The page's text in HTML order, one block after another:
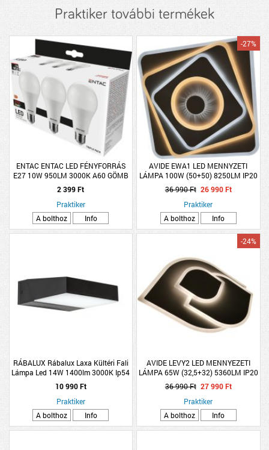
Praktiker további termékek
ENTAC ENTAC LED FÉNYFORRÁS
E27 10W 950LM 3000K A60 GÖMB
WW 3DB/CSOMAG
2 399 Ft
Praktiker
A bolthoz
Info
AVIDE EWA1 LED MENNYZETI
LÁMPA 100W (50+50) 8250LM IP20
RF TÁVIRÁNYÍTÓVAL 48×48CM
-27%
36 990 Ft 26 990 Ft
Praktiker
A bolthoz
Info
RÁBALUX Rábalux Laxa Kültéri Fali
Lámpa Led 14W 1400lm 3000K Ip54
18X6cm Fekete
10 990 Ft
Praktiker
A bolthoz
Info
AVIDE LEVY2 LED MENNYEZETI
LÁMPA 65W (32,5+32) 5360LM IP20
RFTÁVIRÁNYÍTÓVAL 55X47CM
-24%
36 990 Ft 27 990 Ft
Praktiker
A bolthoz
Info